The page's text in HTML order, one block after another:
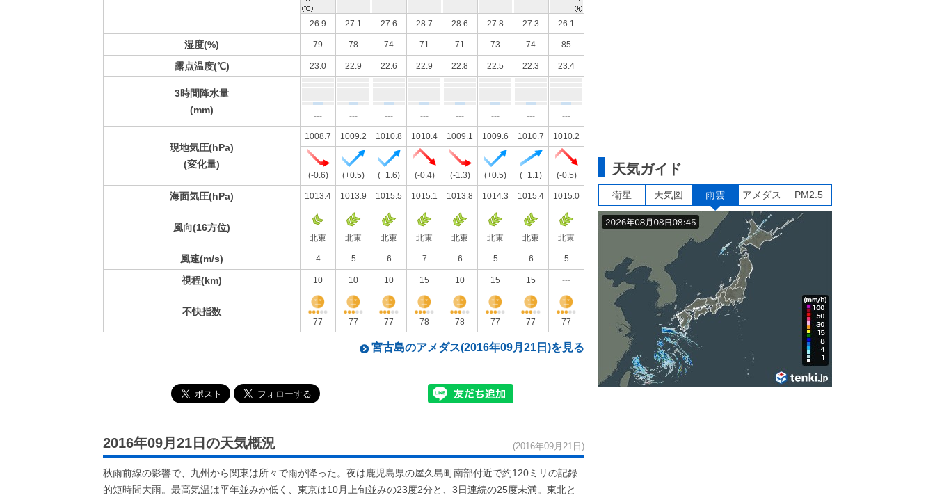
26.9 27.1 27.6 28.7 28.6 27.8 27.3 26.1
湿度(%) 79 78 74 71 71 73 74 85
露点温度(℃) 23.0 22.9 22.6 22.9 22.8 22.5 22.3 23.4
3時間降水量
(mm)
--- --- --- --- --- --- --- ---
現地気圧(hPa)
(変化量)
1008.7 1009.2 1010.8 1010.4 1009.1 1009.6 1010.7 1010.2
(-0.6) (+0.5) (+1.6) (-0.4) (-1.3) (+0.5) (+1.1) (-0.5)
海面気圧(hPa) 1013.4 1013.9 1015.5 1015.1 1013.8 1014.3 1015.4 1015.0
風向(16方位)
北東 北東 北東 北東 北東 北東 北東 北東
風速(m/s) 4 5 6 7 6 5 6 5
視程(km) 10 10 10 15 10 15 15 ---
不快指数
77 77 77 78 78 77 77 77
宮古島のアメダス(2016年09月21日)を見る
2016年09月21日の天気概況 (2016年09月21日)
秋雨前線の影響で、九州から関東は所々で雨が降った。夜は鹿児島県の屋久島町南部付近で約120ミリの記録
的短時間大雨。最高気温は平年並みか低く、東京は10月上旬並みの23度2分と、3日連続の25度未満。東北と
天気ガイド
衛星 天気図 雨雲 アメダス PM2.5